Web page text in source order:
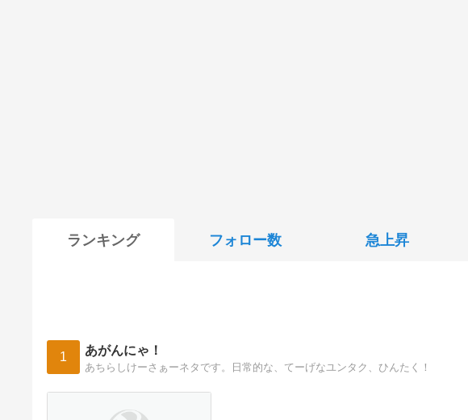
ランキング フォロー数 急上昇
1 あがんにゃ！
あちらしけーさぁーネタです。日常的な、てーげなユンタク、ひんたく！